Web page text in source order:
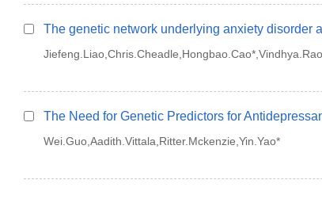
The genetic network underlying anxiety disorder
Jiefeng.Liao,Chris.Cheadle,Hongbao.Cao*,Vindhya.Rao
The Need for Genetic Predictors for
Wei.Guo,Aadith.Vittala,Ritter.Mckenzie,Yin.Yao*